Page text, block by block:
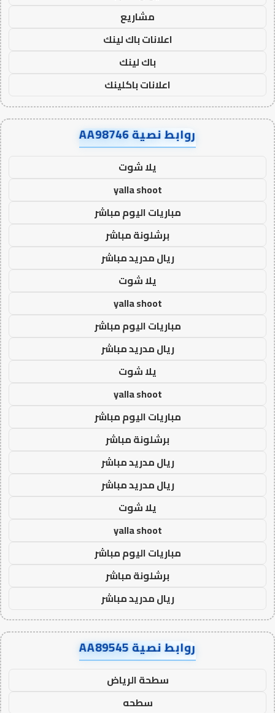
مشاريع
اعلانات باك لينك
باك لينك
اعلانات باكلينك
روابط نصية AA98746
يلا شوت
yalla shoot
مباريات اليوم مباشر
برشلونة مباشر
ريال مدريد مباشر
يلا شوت
yalla shoot
مباريات اليوم مباشر
ريال مدريد مباشر
يلا شوت
yalla shoot
مباريات اليوم مباشر
برشلونة مباشر
ريال مدريد مباشر
ريال مدريد مباشر
يلا شوت
yalla shoot
مباريات اليوم مباشر
برشلونة مباشر
ريال مدريد مباشر
روابط نصية AA89545
سطحة الرياض
سطحه